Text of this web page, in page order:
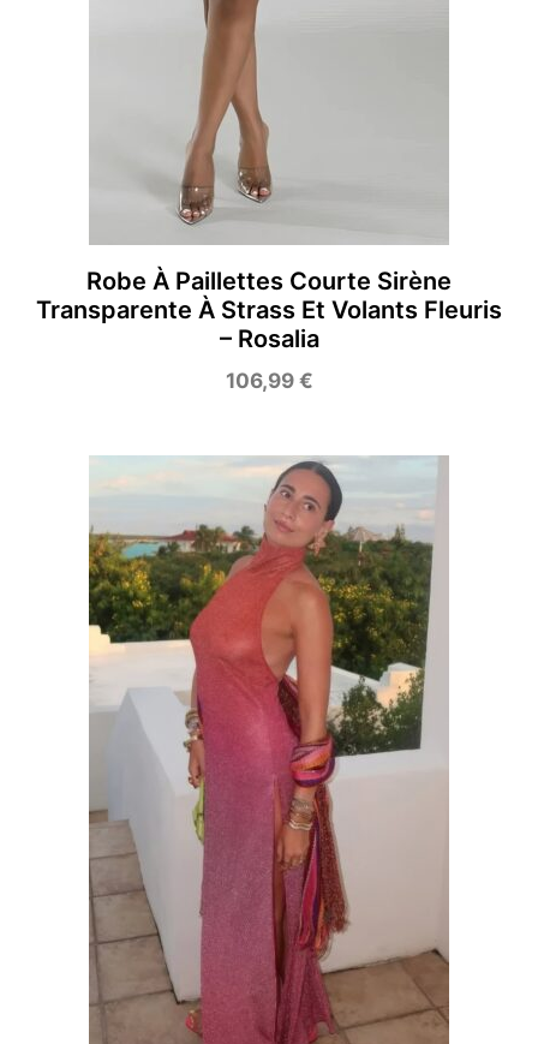
Robe À Paillettes Courte Sirène
Transparente À Strass Et Volants Fleuris
– Rosalia
106,99€